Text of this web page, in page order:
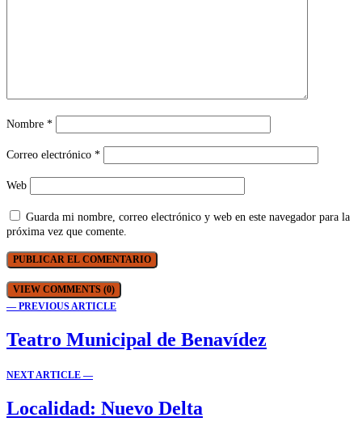
Nombre *
Correo electrónico *
Web
Guarda mi nombre, correo electrónico y web en este navegador para la
próxima vez que comente.
VIEW COMMENTS (0)
— PREVIOUS ARTICLE
Teatro Municipal de Benavídez
NEXT ARTICLE —
Localidad: Nuevo Delta